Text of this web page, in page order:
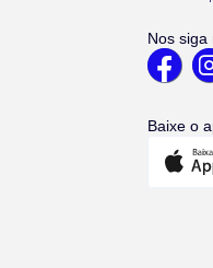
Nos siga
Baixe o